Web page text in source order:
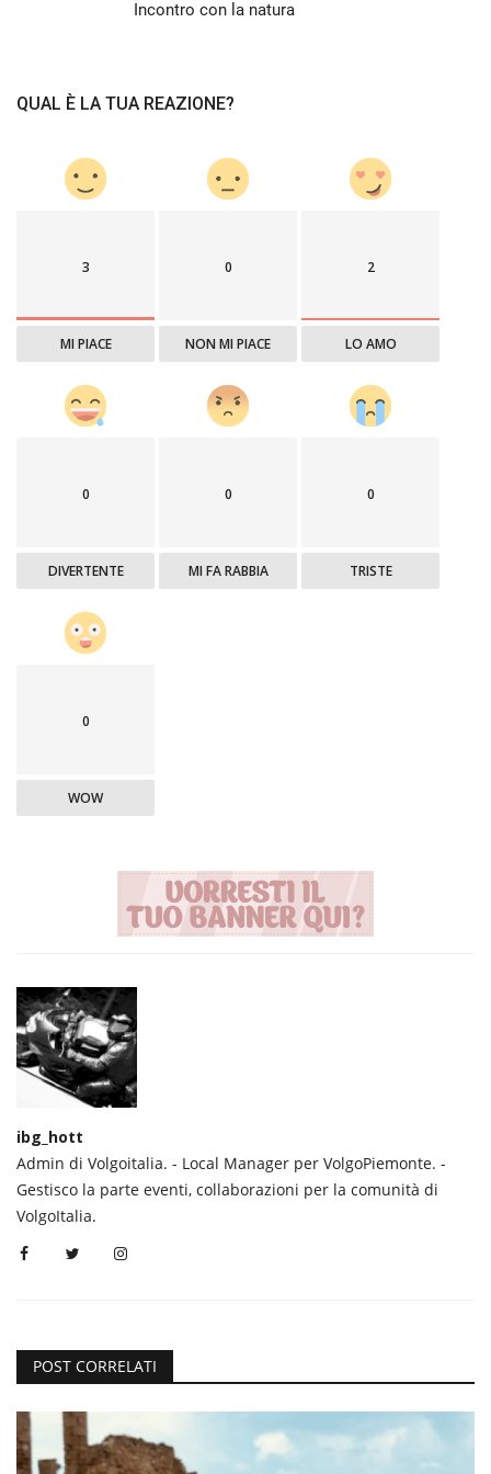
Incontro con la natura
QUAL È LA TUA REAZIONE?
3
MI PIACE
0
NON MI PIACE
2
LO AMO
0
DIVERTENTE
0
MI FA RABBIA
0
TRISTE
0
WOW
ibg_hott
Admin di Volgoitalia. - Local Manager per VolgoPiemonte. -
Gestisco la parte eventi, collaborazioni per la comunità di
VolgoItalia.
POST CORRELATI